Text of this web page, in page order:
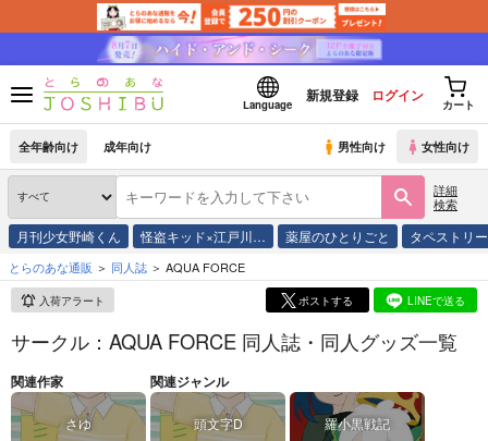
Language
新規登録 ログイン
カート
全年齢向け 成年向け 男性向け 女性向け
詳細
検索
月刊少女野崎くん 怪盗キッド×江戸川… 薬屋のひとりごと タペストリー
とらのあな通販 同人誌 AQUA FORCE
入荷アラート ポストする LINEで送る
サークル：AQUA FORCE 同人誌・同人グッズ一覧
関連作家
さゆ
関連ジャンル
頭文字D 羅小黒戦記